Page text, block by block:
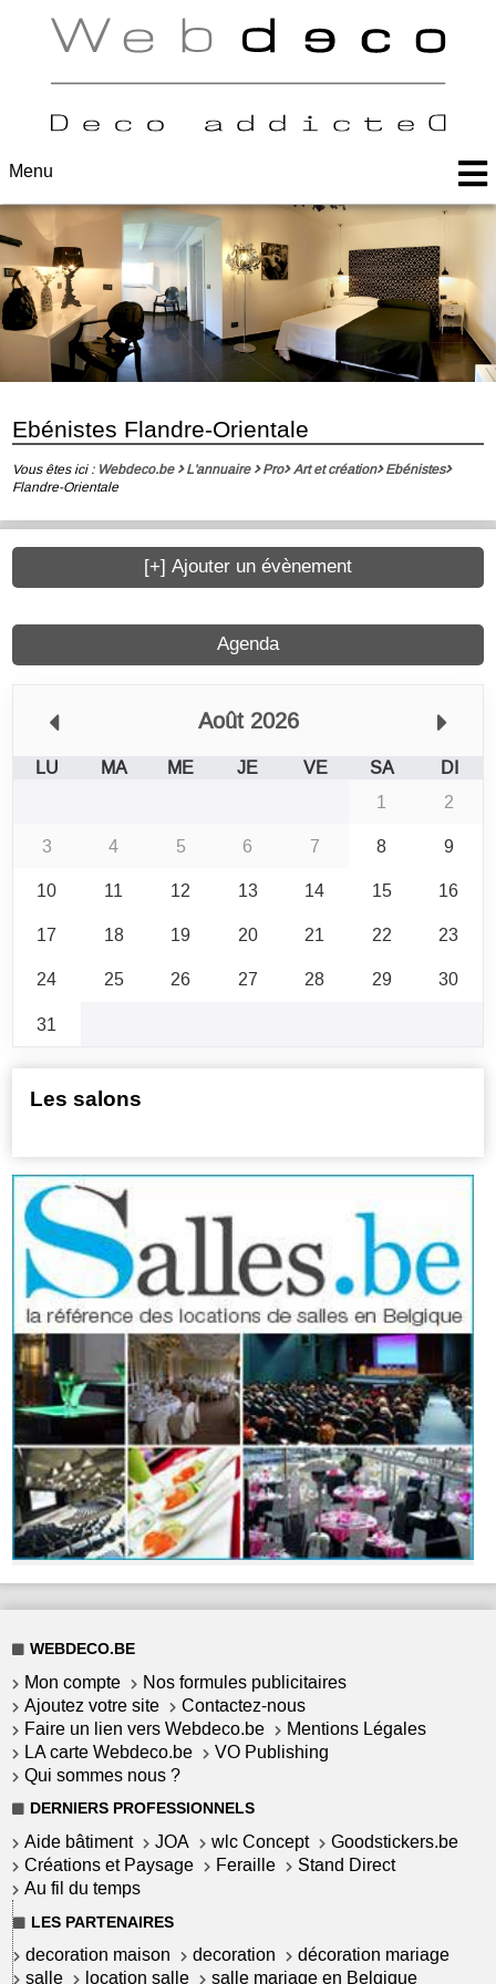
Menu
Ebénistes Flandre-Orientale
Vous êtes ici : Webdeco.be L'annuaire Pro Art et création Ebénistes
Flandre-Orientale
Agenda
Août 2026
LU MA ME JE VE SA
DI
1
2
3
4 5 6 7 8
9
10
11 12 13 14 15
16
17
18 19 20 21 22
23
24
25 26 27 28 29
30
31
[+] Ajouter un évènement
Les salons
WEBDECO.BE
Mon compte
Nos formules publicitaires
Ajoutez votre site
Contactez-nous
Faire un lien vers Webdeco.be
Mentions Légales
LA carte Webdeco.be
VO Publishing
Qui sommes nous ?
DERNIERS PROFESSIONNELS
Aide bâtiment JOA wlc Concept
Goodstickers.be
Créations et Paysage
Feraille
Stand Direct
Au fil du temps
LES PARTENAIRES
decoration maison decoration
décoration mariage
salle
location salle salle mariage en Belgique